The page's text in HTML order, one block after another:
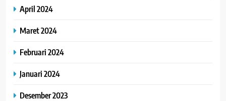
April 2024
Maret 2024
Februari 2024
Januari 2024
Desember 2023